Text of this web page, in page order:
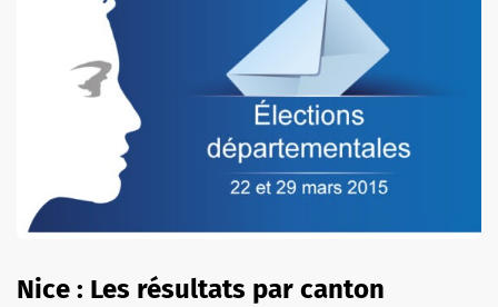
Nice : Les résultats par canton